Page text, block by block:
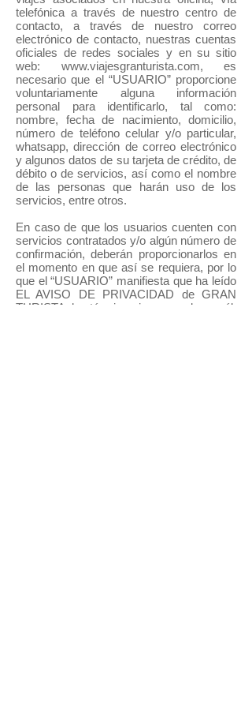
telefónica a través de nuestro centro de
contacto, a través de nuestro correo
electrónico de contacto, nuestras cuentas
oficiales de redes sociales y en su sitio
web: www.viajesgranturista.com, es
necesario que el “USUARIO” proporcione
voluntariamente alguna información
personal para identificarlo, tal como:
nombre, fecha de nacimiento, domicilio,
número de teléfono celular y/o particular,
whatsapp, dirección de correo electrónico
y algunos datos de su tarjeta de crédito, de
débito o de servicios, así como el nombre
de las personas que harán uso de los
servicios, entre otros.
En caso de que los usuarios cuenten con
servicios contratados y/o algún número de
confirmación, deberán proporcionarlos en
el momento en que así se requiera, por lo
que el “USUARIO” manifiesta que ha leído
EL AVISO DE PRIVACIDAD de GRAN
TURISTA, los términos incorporados en él,